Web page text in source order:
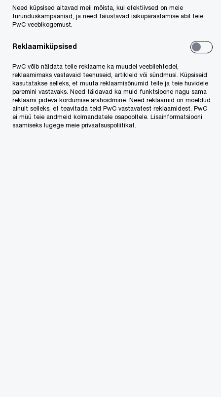
Konverentsid ja koolitused
Tulekul koolitused
Toimunud koolitused
Töövahendid
Töötamine PwCs
Need küpsised aitavad meil mõista, kui efektiivsed on meie
turunduskampaaniad, ja need täiustavad isikupärastamise abil teie
PwC veebikogemust.
Reklaamiküpsised
PwC võib näidata teile reklaame ka muudel veebilehtedel,
reklaamimaks vastavaid teenuseid, artikleid või sündmusi. Küpsiseid
kasutatakse selleks, et muuta reklaamisõnumid teile ja teie huvidele
paremini vastavaks. Need täidavad ka muid funktsioone nagu sama
reklaami pideva kordumise ärahoidmine. Need reklaamid on mõeldud
ainult selleks, et teavitada teid PwC vastavatest reklaamidest. PwC
ei müü teie andmeid kolmandatele osapooltele. Lisainformatsiooni
saamiseks lugege meie privaatsuspoliitikat.